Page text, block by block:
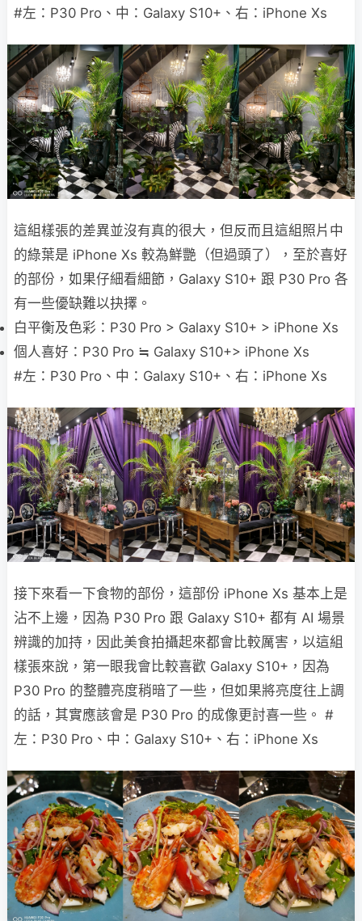
#左：P30 Pro、中：Galaxy S10+、右：iPhone Xs
這組樣張的差異並沒有真的很大，但反而且這組照片中
的綠葉是 iPhone Xs 較為鮮艷（但過頭了），至於喜好
的部份，如果仔細看細節，Galaxy S10+ 跟 P30 Pro 各
有一些優缺難以抉擇。
白平衡及色彩：P30 Pro > Galaxy S10+ > iPhone Xs
個人喜好：P30 Pro ≒ Galaxy S10+> iPhone Xs
#左：P30 Pro、中：Galaxy S10+、右：iPhone Xs
接下來看一下食物的部份，這部份 iPhone Xs 基本上是
沾不上邊，因為 P30 Pro 跟 Galaxy S10+ 都有 AI 場景
辨識的加持，因此美食拍攝起來都會比較厲害，以這組
樣張來說，第一眼我會比較喜歡 Galaxy S10+，因為
P30 Pro 的整體亮度稍暗了一些，但如果將亮度往上調
的話，其實應該會是 P30 Pro 的成像更討喜一些。 #
左：P30 Pro、中：Galaxy S10+、右：iPhone Xs